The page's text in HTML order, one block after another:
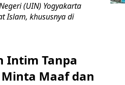
(UIN) Yogyakarta
Islam, khususnya di
Intim Tanpa
Maaf dan